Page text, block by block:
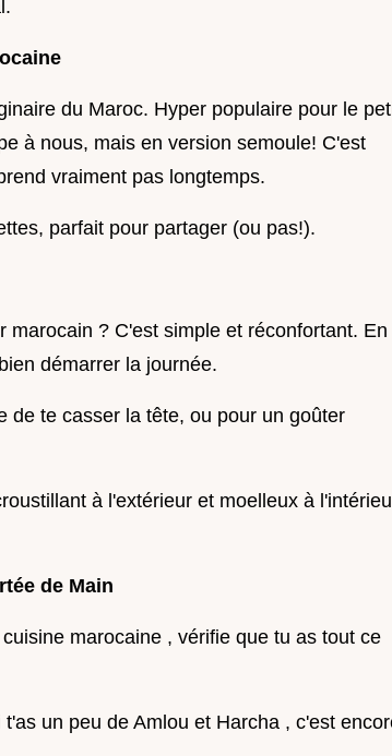
du Maroc. Hyper populaire pour le
à nous, mais en version semoule! C'est
vraiment pas longtemps.
parfait pour partager (ou pas!).
? C'est simple et réconfortant. En
démarrer la journée.
de te casser la tête, ou pour un goûter
à l'extérieur et moelleux à
de Main
marocaine , vérifie que tu as tout ce
un peu de Amlou et Harcha , c'est